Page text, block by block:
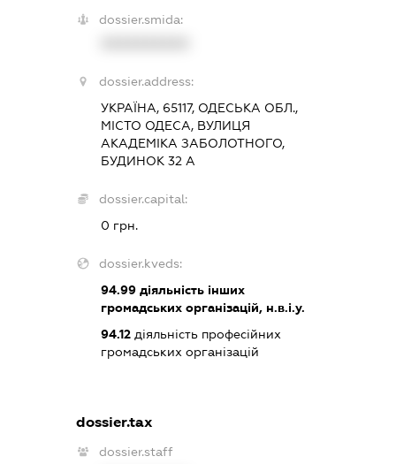
dossier.smida:
dossier.address:
УКРАЇНА, 65117, ОДЕСЬКА ОБЛ.,
МІСТО ОДЕСА, ВУЛИЦЯ
АКАДЕМІКА ЗАБОЛОТНОГО,
БУДИНОК 32 А
dossier.capital:
0 грн.
dossier.kveds:
94.99діяльність інших
громадських організацій, н.в.і.у.
94.12діяльність професійних
громадських організацій
dossier.tax
dossier.staff